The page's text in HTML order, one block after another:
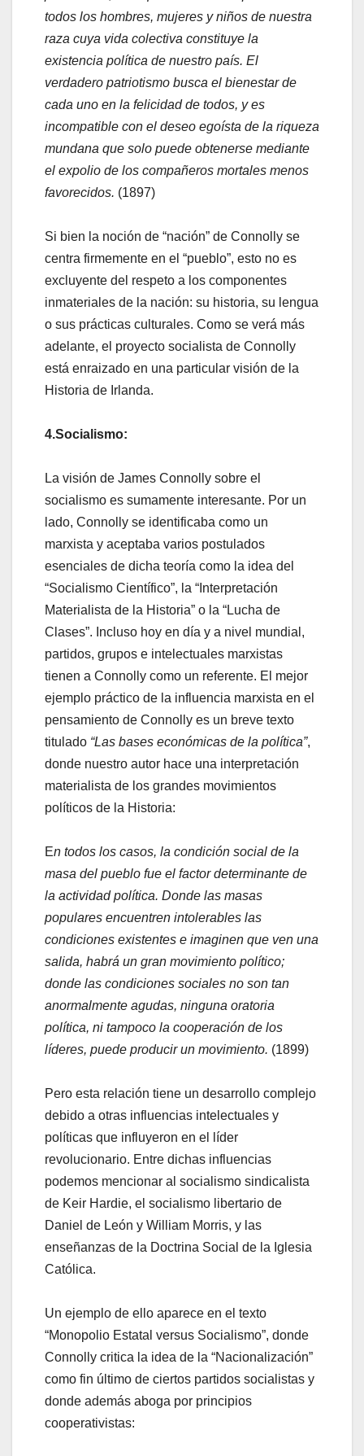
todos los hombres, mujeres y niños de nuestra
raza cuya vida colectiva constituye la
existencia política de nuestro país. El
verdadero patriotismo busca el bienestar de
cada uno en la felicidad de todos, y es
incompatible con el deseo egoísta de la riqueza
mundana que solo puede obtenerse mediante
el expolio de los compañeros mortales menos
favorecidos. (1897)
Si bien la noción de “nación” de Connolly se
centra firmemente en el “pueblo”, esto no es
excluyente del respeto a los componentes
inmateriales de la nación: su historia, su lengua
o sus prácticas culturales. Como se verá más
adelante, el proyecto socialista de Connolly
está enraizado en una particular visión de la
Historia de Irlanda.
4.Socialismo:
La visión de James Connolly sobre el
socialismo es sumamente interesante. Por un
lado, Connolly se identificaba como un
marxista y aceptaba varios postulados
esenciales de dicha teoría como la idea del
“Socialismo Científico”, la “Interpretación
Materialista de la Historia” o la “Lucha de
Clases”. Incluso hoy en día y a nivel mundial,
partidos, grupos e intelectuales marxistas
tienen a Connolly como un referente. El mejor
ejemplo práctico de la influencia marxista en el
pensamiento de Connolly es un breve texto
titulado “Las bases económicas de la política”,
donde nuestro autor hace una interpretación
materialista de los grandes movimientos
políticos de la Historia:
En todos los casos, la condición social de la
masa del pueblo fue el factor determinante de
la actividad política. Donde las masas
populares encuentren intolerables las
condiciones existentes e imaginen que ven una
salida, habrá un gran movimiento político;
donde las condiciones sociales no son tan
anormalmente agudas, ninguna oratoria
política, ni tampoco la cooperación de los
líderes, puede producir un movimiento. (1899)
Pero esta relación tiene un desarrollo complejo
debido a otras influencias intelectuales y
políticas que influyeron en el líder
revolucionario. Entre dichas influencias
podemos mencionar al socialismo sindicalista
de Keir Hardie, el socialismo libertario de
Daniel de León y William Morris, y las
enseñanzas de la Doctrina Social de la Iglesia
Católica.
Un ejemplo de ello aparece en el texto
“Monopolio Estatal versus Socialismo”, donde
Connolly critica la idea de la “Nacionalización”
como fin último de ciertos partidos socialistas y
donde además aboga por principios
cooperativistas: